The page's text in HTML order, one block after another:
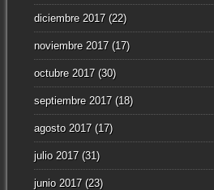
diciembre 2017(22)
noviembre 2017(17)
octubre 2017(30)
septiembre 2017(18)
agosto 2017(17)
julio 2017(31)
junio 2017(23)